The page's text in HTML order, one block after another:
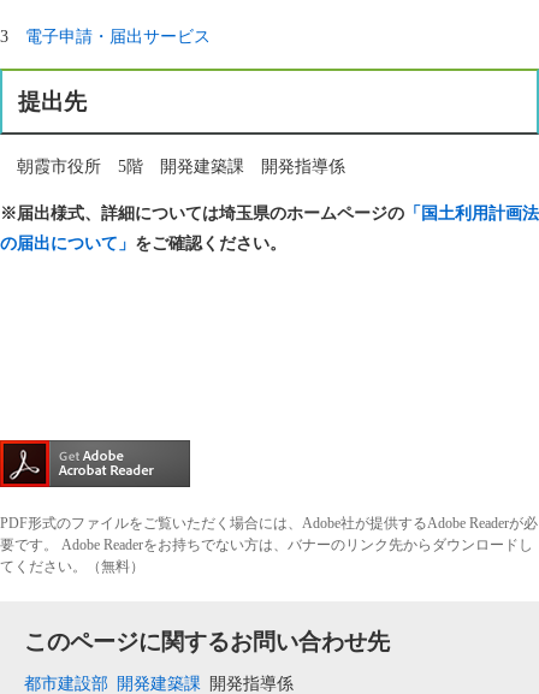
3 電子申請・届出サービス
提出先
朝霞市役所 5階 開発建築課 開発指導係
※届出様式、詳細については埼玉県のホームページの 「国土利用計画法
の届出について」 をご確認ください。
PDF形式のファイルをご覧いただく場合には、Adobe社が提供するAdobe Readerが必
要です。
Adobe Readerをお持ちでない方は、バナーのリンク先からダウンロードし
てください。（無料）
このページに関するお問い合わせ先
都市建設部 開発建築課
開発指導係